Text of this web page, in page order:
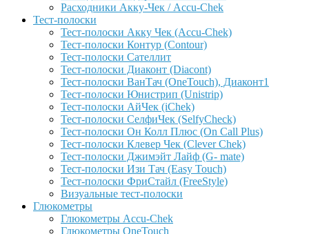
Расходники Акку-Чек / Accu-Chek
Тест-полоски
Тест-полоски Акку Чек (Accu-Chek)
Тест-полоски Контур (Contour)
Тест-полоски Сателлит
Тест-полоски Диаконт (Diacont)
Тест-полоски ВанТач (OneTouch), Диаконт1
Тест-полоски Юнистрип (Unistrip)
Тест-полоски АйЧек (iChek)
Тест-полоски СелфиЧек (SelfyCheck)
Тест-полоски Он Колл Плюс (On Call Plus)
Тест-полоски Клевер Чек (Clever Chek)
Тест-полоски Джимэйт Лайф (G- mate)
Тест-полоски Изи Тач (Easy Touch)
Тест-полоски ФриCтайл (FreeStyle)
Визуальные тест-полоски
Глюкометры
Глюкометры Accu-Сhek
Глюкометры OneTouch